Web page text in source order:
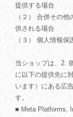
提供する場合
（２） 合併その
供される場合
（３） 個人情報
当ショップは、2.
に以下の提供先に
います）にある広
す。
■ Meta Platforms,